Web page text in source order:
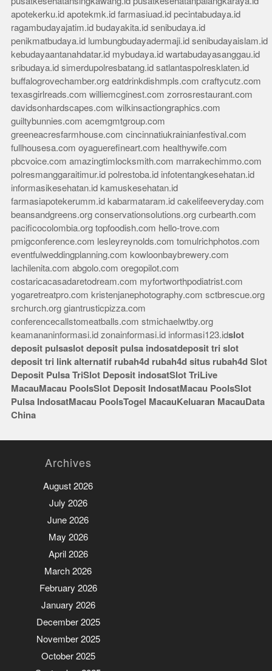
apotekerku.id apotekmk.id farmasiuad.id pecintabudaya.id
ragambudayajatim.id budayakita.id senibudaya.id
penikmatbudaya.id lumbungbudayadermaji.id senibudayaislam.id
kebudayaantanahdatar.id mybudaya.id wartabudayasanggau.id
sribudaya.id simerdupolresbatang.id satlantaspolresklaten.id
buffalogrovechamber.org eatdrinkdishmpls.com craftycutz.com
texasgirlreads.com williemcginest.com zorrosrestaurant.com
davidsonhardscapes.com wilkinsactiongraphics.com
guiltybunnies.com acemgmtgroup.com
greeneacresfarmhouse.com cincinnatiukrainianfestival.com
fullhousesa.com oyaguerefineart.com healthywife.com
pbcvoice.com amazingtimlocksmith.com marrakechimmo.com
polresmanggaraitimur.id polrestoba.id infotentangkesehatan.id
informasikesehatan.id kamuskesehatan.id
farmasiapotekerumm.id kabarmataram.id cakelifeeveryday.com
beansandgreens.org conservationsolutions.org curbearth.com
pacificocolombia.org topfoodish.com hello-trove.com
pmigconference.com lesleyreynolds.com tomulrichphotos.com
eventfulweddingplanning.com kowloonbaybrewery.com
lachilenita.com abgolo.com oregopilot.com
costaricacasadaretodream.com myfortworthpodiatrist.com
yogaretreatpro.com kristenjanephotography.com sctbrescue.org
srchurch.org giantrusticpizza.com
conferencecallstomeatballs.com stmichaelwtby.org
keamananinformasi.id zonainformasi.id informasi123.idslot
deposit pulsaslot deposit pulsa indosatdeposit tri slot
deposit tri link alternatif rubah4d rubah4d situs rubah4d Slot
Deposit Pulsa TriSlot Deposit indosatSlot TriLive
MacauMacau PoolsSlot Deposit IndosatMacau PoolsSlot
Pulsa IndosatMacau PoolsTogel MacauKeluaran MacauData
China
Archives
August 2026
July 2026
June 2026
May 2026
April 2026
March 2026
February 2026
January 2026
December 2025
November 2025
October 2025